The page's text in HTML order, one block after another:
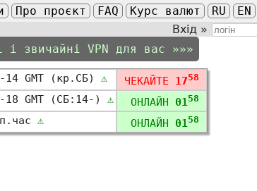
Про проєкт FAQ Курс валют RU EN
Вхід »
звичайні VPN для вас »»»
14 GMT (кр.СБ)⚠ ЧЕКАЙТЕ 1758
18 GMT (СБ:14-)⚠ ОНЛАЙН 0158
⚠ ОНЛАЙН 0158